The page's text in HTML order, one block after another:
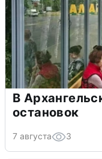
В
остановок
7 августа 3